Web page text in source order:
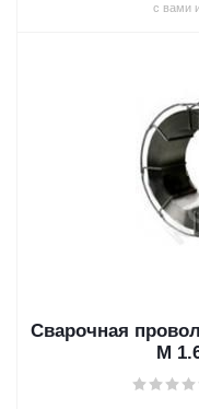
с вами
Сварочная
М